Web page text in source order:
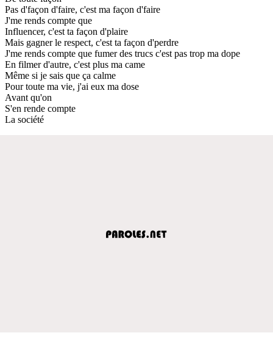
Pas d'façon d'faire, c'est ma façon d'faire
J'me rends compte que
Influencer, c'est ta façon d'plaire
Mais gagner le respect, c'est ta façon d'perdre
J'me rends compte que fumer des trucs c'est pas trop ma dope
En filmer d'autre, c'est plus ma came
Même si je sais que ça calme
Pour toute ma vie, j'ai eux ma dose
Avant qu'on
S'en rende compte
La société